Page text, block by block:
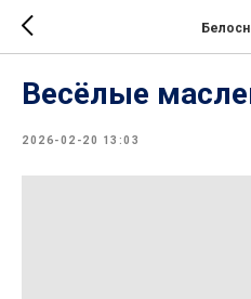
Весёлые
2026-02-20 13:03